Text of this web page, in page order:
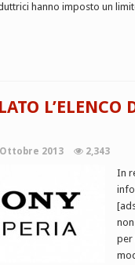
hanno imposto un
L’ELENCO
2013 2,343
In
per